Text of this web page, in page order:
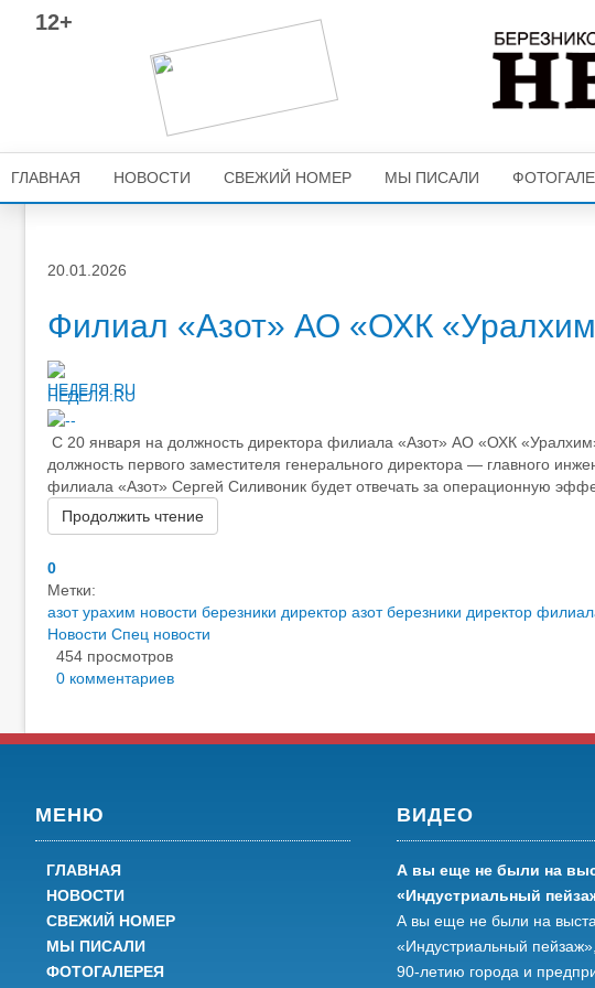
12+
ГЛАВНАЯ НОВОСТИ СВЕЖИЙ НОМЕР МЫ ПИСАЛИ
20.01.2026
Филиал «Азот» АО «ОХК
НЕДЕЛЯ.RU
С 20 января на должность директора филиала «Азот» АО «ОХК
должность первого заместителя генерального директора — главного
филиала «Азот» Сергей Силивоник будет отвечать за операционную
Продолжить чтение
0
Метки:
азот урахим новости березники директор азот березники директор
Новости Спец новости
454 просмотров
0 комментариев
МЕНЮ
ГЛАВНАЯ
НОВОСТИ
СВЕЖИЙ НОМЕР
МЫ ПИСАЛИ
ФОТОГАЛЕРЕЯ
ВИДЕО
А вы еще не были на
«Индустриальный
А вы еще не были на
«Индустриальный
90-летию города и